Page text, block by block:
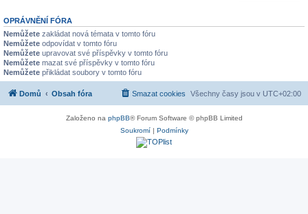
OPRÁVNĚNÍ FÓRA
Nemůžete zakládat nová témata v tomto fóru
Nemůžete odpovídat v tomto fóru
Nemůžete upravovat své příspěvky v tomto fóru
Nemůžete mazat své příspěvky v tomto fóru
Nemůžete přikládat soubory v tomto fóru
Domů Obsah fóra Všechny časy jsou v UTC+02:00
Smazat cookies
Založeno na phpBB® Forum Software © phpBB Limited
Soukromí| Podmínky